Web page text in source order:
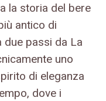
la storia del bere
antico di
due passi da La
uno
di eleganza
dove i